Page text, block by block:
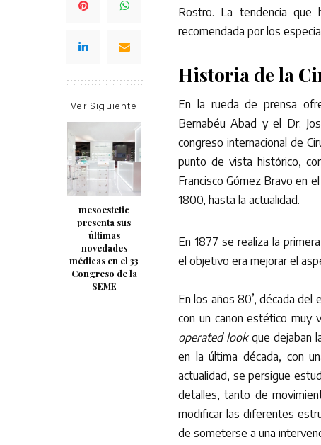
Ver Siguiente
mesoestetic
presenta sus
últimas
novedades
médicas en el 33
Congreso de la
SEME
Rostro. La tendencia que
recomendada por los
Historia de la
En la rueda de prensa
Bernabéu Abad y el Dr.
congreso internacional de
punto de vista histórico,
Francisco Gómez Bravo en
1800, hasta la actualidad.
En 1877 se realiza la
el objetivo era mejorar el
En los años 80’, década
con un canon estético muy
operated look que dejaban
en la última década, con
actualidad, se persigue
detalles, tanto de
modificar las diferentes
de someterse a una